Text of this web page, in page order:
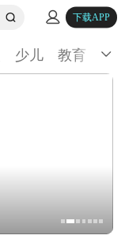
下载APP
少儿 教育 生